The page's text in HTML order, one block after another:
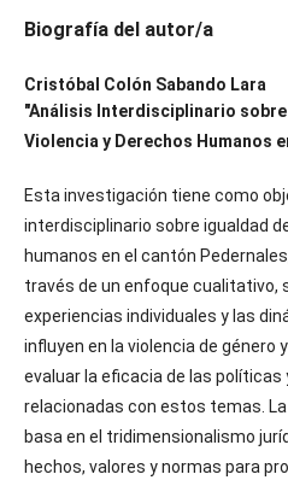
Biografía del autor/a
Cristóbal Colón Sabando Lara
​"Análisis Interdisciplinario
Violencia y Derechos Humanos
Esta investigación tiene como
interdisciplinario sobre igualdad
humanos en el cantón
través de un enfoque cualitativo,
experiencias individuales y las
influyen en la violencia de género
evaluar la eficacia de las
relacionadas con estos temas.
basa en el tridimensionalismo
hechos, valores y normas para